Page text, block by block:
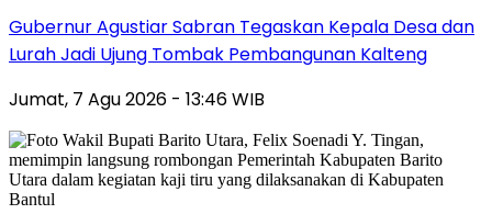
Gubernur Agustiar Sabran Tegaskan Kepala Desa dan
Lurah Jadi Ujung Tombak Pembangunan Kalteng
Jumat, 7 Agu 2026 - 13:46 WIB